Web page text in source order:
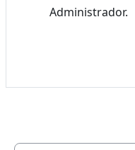
Administrador.